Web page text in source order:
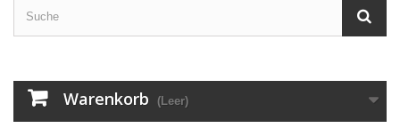
Warenkorb (Leer)